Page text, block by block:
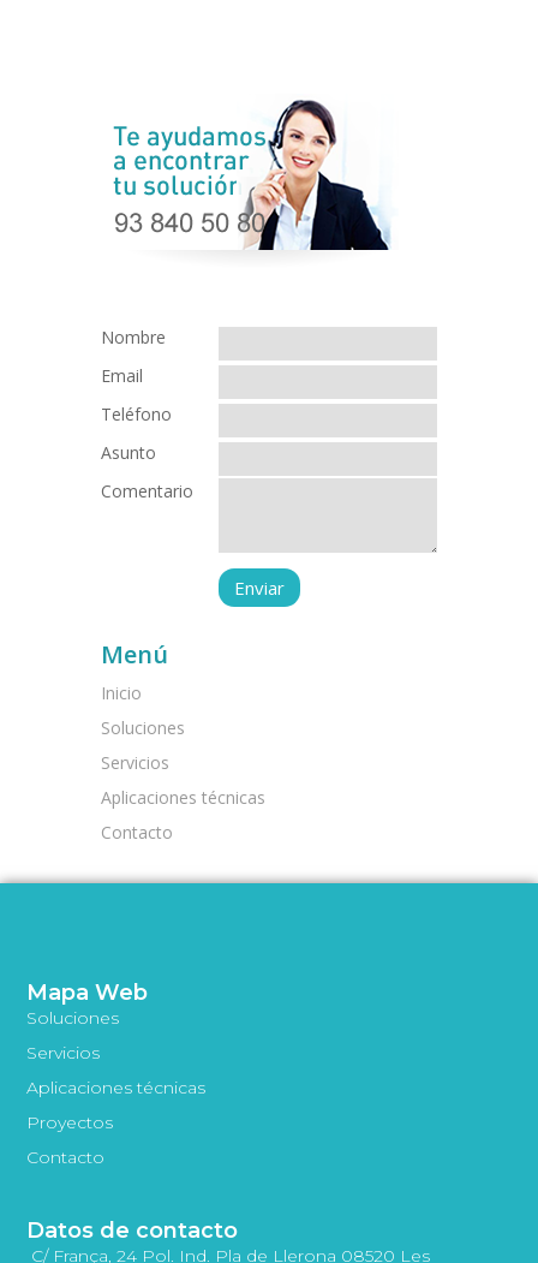
Nombre
Email
Teléfono
Asunto
Comentario
Menú
Inicio
Soluciones
Servicios
Aplicaciones técnicas
Contacto
Mapa Web
Soluciones
Servicios
Aplicaciones técnicas
Proyectos
Contacto
Datos de contacto
C/ França, 24 Pol. Ind. Pla de Llerona 08520 Les